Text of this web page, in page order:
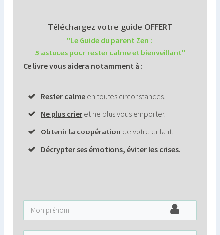
Téléchargez votre guide OFFERT
"Le Guide du parent Zen :
5 astuces pour rester calme et bienveillant"
Ce livre vous aidera notamment à :
Rester calme en toutes circonstances.
Ne plus crier et ne plus vous emporter.
Obtenir la coopération de votre enfant.
Décrypter ses émotions,éviter les crises.